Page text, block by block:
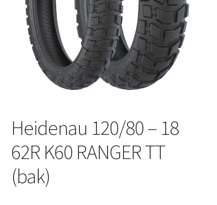
Heidenau 120/80 – 18
62R K60 RANGER TT
(bak)